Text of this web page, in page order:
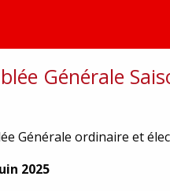
Générale
Générale ordinaire et
2025